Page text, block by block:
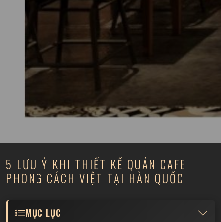
5 LƯU Ý KHI THIẾT KẾ QUÁN CAFE
PHONG CÁCH VIỆT TẠI HÀN QUỐC
MỤC LỤC